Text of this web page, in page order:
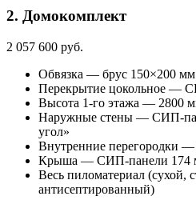
2. Домокомплект
2 057 600 руб.
Обвязка — брус 150×200 мм
Перекрытие цокольное —
Высота 1-го этажа — 2800
Наружные стены — СИП-
угол»
Внутренние перегородки —
Крыша — СИП-панели 174
Весь пиломатериал (сухой,
антисептированный)